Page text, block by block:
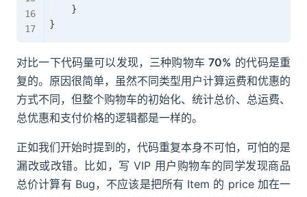
    }
对比一下代码量可以发现，三种购物车70% 的代码是重
复的。原因很简单，虽然不同类型用户计算运费和优惠的
方式不同，但整个购物车的初始化、统计总价、总运费、
总优惠和支付价格的逻辑都是一样的。
正如我们开始时提到的，代码重复本身不可怕，可怕的是
漏改或改错。比如，写 VIP 用户购物车的同学发现商品
总价计算有 Bug，不应该是把所有 Item 的 price 加在一